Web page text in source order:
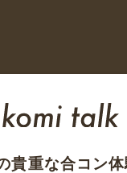
貴重な合コン